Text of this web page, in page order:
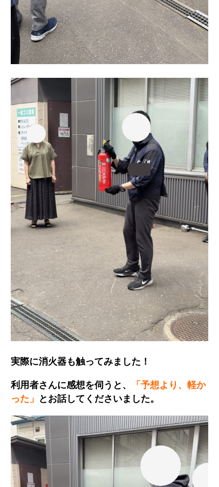
実際に消火器も触ってみました！
利用者さんに感想を伺うと、
「予想より、軽か
った」
とお話してくださいました。